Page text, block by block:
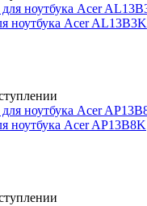
ноутбука Acer AL13B3K
ноутбука Acer AP13B8K